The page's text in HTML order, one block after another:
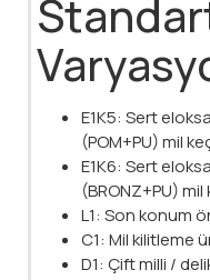
Standart
E1K5: Sert
(POM+PU) mil
E1K6: Sert
(BRONZ+PU)
L1: Son konum
C1: Mil kilitleme
D1: Çift milli /